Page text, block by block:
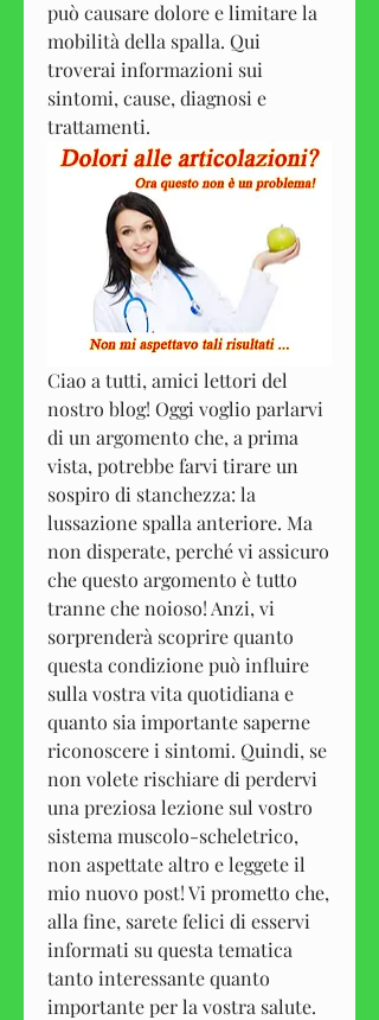
può causare dolore e limitare la
mobilità della spalla. Qui
troverai informazioni sui
sintomi, cause, diagnosi e
trattamenti.
Ciao a tutti, amici lettori del
nostro blog! Oggi voglio parlarvi
di un argomento che, a prima
vista, potrebbe farvi tirare un
sospiro di stanchezza: la
lussazione spalla anteriore. Ma
non disperate, perché vi assicuro
che questo argomento è tutto
tranne che noioso! Anzi, vi
sorprenderà scoprire quanto
questa condizione può influire
sulla vostra vita quotidiana e
quanto sia importante saperne
riconoscere i sintomi. Quindi, se
non volete rischiare di perdervi
una preziosa lezione sul vostro
sistema muscolo-scheletrico,
non aspettate altro e leggete il
mio nuovo post! Vi prometto che,
alla fine, sarete felici di esservi
informati su questa tematica
tanto interessante quanto
importante per la vostra salute.